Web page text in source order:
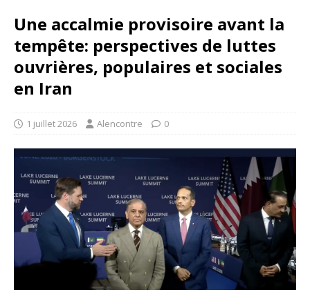
Une accalmie provisoire avant la
tempête: perspectives de luttes
ouvrières, populaires et sociales
en Iran
1 juillet 2026 Alencontre 0